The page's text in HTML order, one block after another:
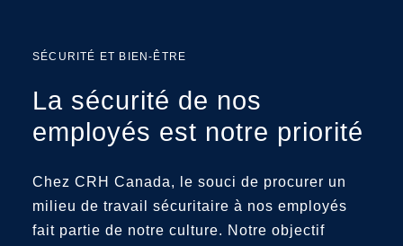
SÉCURITÉ ET BIEN-ÊTRE
La sécurité de nos
employés est notre priorité
Chez CRH Canada, le souci de procurer un
milieu de travail sécuritaire à nos employés
fait partie de notre culture. Notre objectif